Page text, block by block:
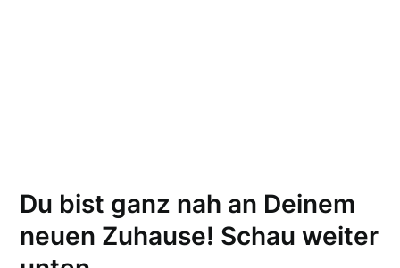
Du bist ganz nah an Deinem
neuen Zuhause! Schau weiter